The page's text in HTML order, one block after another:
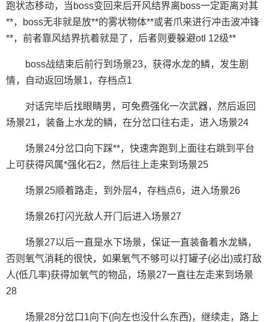
跑状态移动，当boss变回来后开风结界离boss一定距离对其
**，boss无非就是放**的雾状物体**或者爪来进行冲击波冲锋
**，前者靠风结界抗着就是了，后者则要躲避otl 12级**
boss战结束后前行到场景23，获得水龙的鳞，发生剧
情，自动返回场景1，存档点1
对话完毕后找眼睛男，可免费强化一次武器，然后返回
场景21，装备上水龙的鳞，在分岔口往右走，进入场景24
场景24分岔口向下踩**，快速奔跑到上面往右跳到平台
上可获得风属*强化石2，然后往上走来到场景25
场景25顺着路走，到外层4，存档点6，进入场景26
场景26打闪光敌人开门后进入场景27
场景27以后一直是水下场景，保证一直装备着水龙鳞，
否则氧气消耗的很快，如果氧气不够可以打罐子(必出)或打敌
人(低几率)获得加氧气的物品，场景27一直往左走来到场景
28
场景28分岔口1向下(向左也没什么东西)，继续走，路上